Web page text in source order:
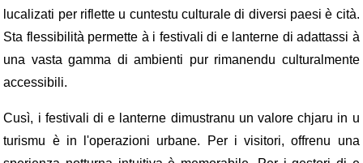
lucalizati per riflette u cuntestu culturale di diversi paesi è cità.
Sta flessibilità permette à i festivali di e lanterne di adattassi à
una vasta gamma di ambienti pur rimanendu culturalmente
accessibili.
Cusì, i festivali di e lanterne dimustranu un valore chjaru in u
turismu è in l'operazioni urbane. Per i visitori, offrenu una